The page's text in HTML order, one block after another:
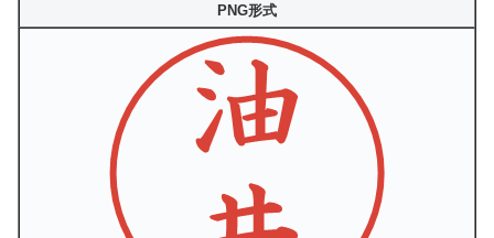
PNG形式